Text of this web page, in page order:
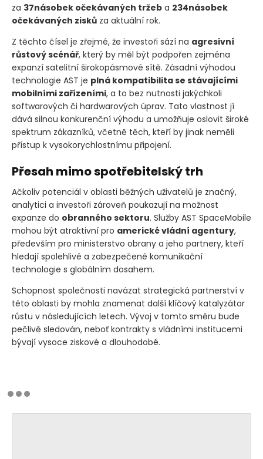
za 37násobek očekávaných tržeb a 234násobek
očekávaných zisků za aktuální rok.
Z těchto čísel je zřejmé, že investoři sází na agresivní
růstový scénář, který by měl být podpořen zejména
expanzí satelitní širokopásmové sítě. Zásadní výhodou
technologie AST je plná kompatibilita se stávajícími
mobilními zařízeními, a to bez nutnosti jakýchkoli
softwarových či hardwarových úprav. Tato vlastnost jí
dává silnou konkurenční výhodu a umožňuje oslovit široké
spektrum zákazníků, včetně těch, kteří by jinak neměli
přístup k vysokorychlostnímu připojení.
Přesah mimo spotřebitelský trh
Ačkoliv potenciál v oblasti běžných uživatelů je značný,
analytici a investoři zároveň poukazují na možnost
expanze do obranného sektoru. Služby AST SpaceMobile
mohou být atraktivní pro americké vládní agentury,
především pro ministerstvo obrany a jeho partnery, kteří
hledají spolehlivé a zabezpečené komunikační
technologie s globálním dosahem.
Schopnost společnosti navázat strategická partnerství v
této oblasti by mohla znamenat další klíčový katalyzátor
růstu v následujících letech. Vývoj v tomto směru bude
pečlivě sledován, neboť kontrakty s vládními institucemi
bývají vysoce ziskové a dlouhodobé.